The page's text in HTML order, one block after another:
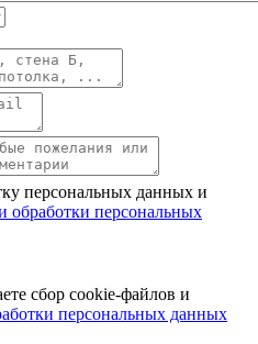
персональных данных и
обработки персональных
сбор cookie-файлов и
персональных данных